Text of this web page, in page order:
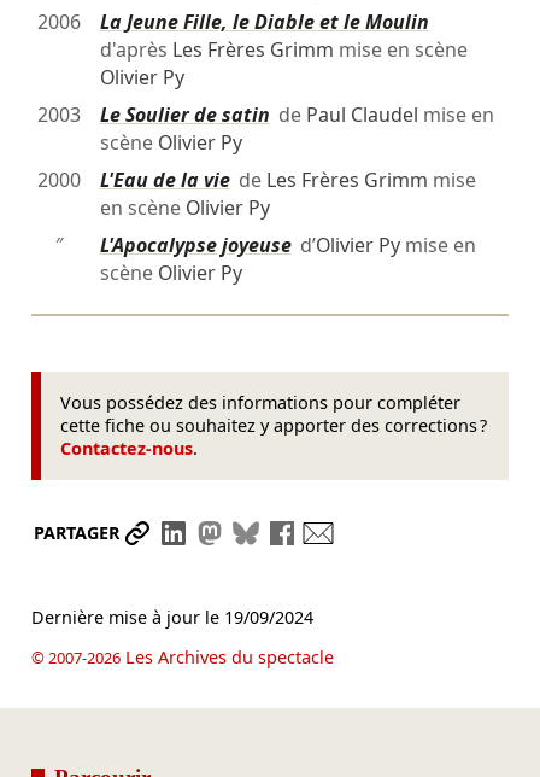
2006
La Jeune Fille, le Diable et le Moulin
d'après Les Frères Grimm mise en scène
Olivier Py
2003
Le Soulier de satin de Paul Claudel mise en
scène Olivier Py
2000
L'Eau de la viede Les Frères Grimm mise
en scène Olivier Py
″
L'Apocalypse joyeused’Olivier Pymise en
scène Olivier Py
Vous possédez des informations pour compléter
cette fiche ou souhaitez y apporter des corrections ?
Contactez-nous.
PARTAGER Partager le lien
Partager sur LinkedIn
Partager sur Mastodon
Partager sur Bluesky
Partager sur Facebook
Dernière mise à jour le 19/09/2024
© 2007-2026Les Archives du spectacle